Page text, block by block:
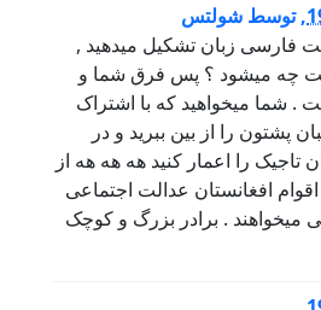
,توسط شولتس
فارسی زبان تشکیل میدهید ,
چه میشود ؟ پس فرق شما و
شما میخواهید که با اشتراک
پشتون را از بین ببرید و در
تاجیک را اعمار کنید هه هه هه از
افغانستان عدالت اجتماعی
میخواهند . برادر بزرگ و کوچک